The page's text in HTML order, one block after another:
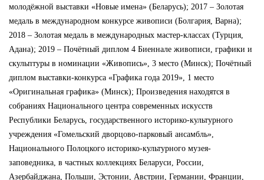
молодёжной выставки «Новые имена» (Беларусь); 2017 – Золотая
медаль в международном конкурсе живописи (Болгария, Варна);
2018 – Золотая медаль в международных мастер-классах (Турция,
Адана); 2019 – Почётный диплом 4 Биеннале живописи, графики и
скульптуры в номинации «Живопись», 3 место (Минск); Почётный
диплом выставки-конкурса «Графика года 2019», 1 место
«Оригинальная графика» (Минск); Произведения находятся в
собраниях Национального центра современных искусств
Республики Беларусь, государственного историко-культурного
учреждения «Гомельский дворцово-парковый ансамбль»,
Национального Полоцкого историко-культурного музея-
заповедника, в частных коллекциях Беларуси, России,
Азербайджана, Польши, Эстонии, Австрии, Германии, Франции,